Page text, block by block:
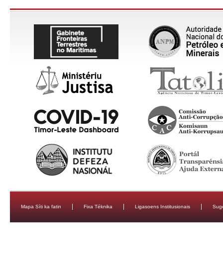
Mapa Síti ka fatin Fixa Téknika Ligasoens Institusionais